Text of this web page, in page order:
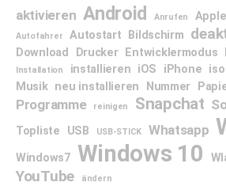
aktivieren Android Anrufen Apple
Autofahrer
Autostart Bildschirm
Download Drucker Entwicklermodus
Installation
installieren iOS iPhone iso
Musik neu installieren Nummer
Programme reinigen Snapchat
Topliste
USB USB-STICK Whatsapp
Windows7 Windows 10
YouTube ändern